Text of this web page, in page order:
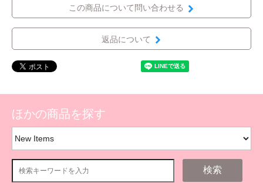
この商品について問い合わせる
返品について
ほかの商品を探す
検索